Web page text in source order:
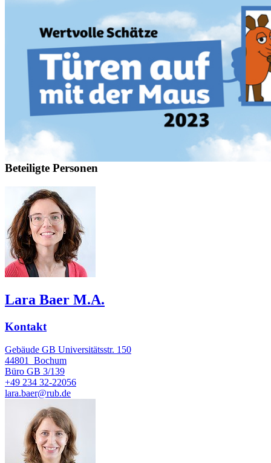
Beteiligte Personen
Lara Baer M.A.
Kontakt
Gebäude GB Universitätsstr. 150
44801 Bochum
Büro GB 3/139
+49 234 32-22056
lara.baer@rub.de